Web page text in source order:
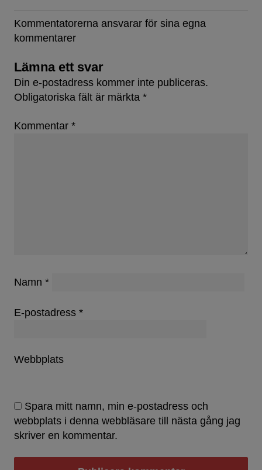
Kommentatorerna ansvarar för sina egna
kommentarer
Lämna ett svar
Din e-postadress kommer inte publiceras.
Obligatoriska fält är märkta *
Kommentar *
Namn *
E-postadress *
Webbplats
Spara mitt namn, min e-postadress och
webbplats i denna webbläsare till nästa gång jag
skriver en kommentar.